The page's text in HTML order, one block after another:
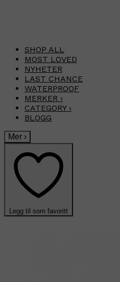
SHOP ALL
MOST LOVED
NYHETER
LAST CHANCE
WATERPROOF
MERKER ›
CATEGORY ›
BLOGG
Mer ›
Legg til som favoritt